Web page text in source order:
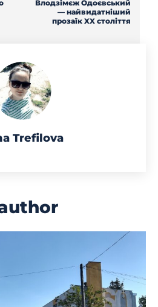
Влодзімєж Одоєвський
— найвидатніший
прозаїк XX століття
Trefilova